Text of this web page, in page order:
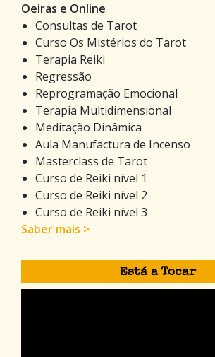
Oeiras e Online
Consultas de Tarot
Curso Os Mistérios do Tarot
Terapia Reiki
Regressão
Reprogramação Emocional
Terapia Multidimensional
Meditação Dinâmica
Aula Manufactura de Incenso
Masterclass de Tarot
Curso de Reiki nível 1
Curso de Reiki nível 2
Curso de Reiki nível 3
Saber mais >
Está a Tocar